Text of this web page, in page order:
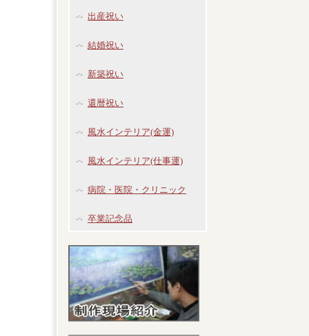
出産祝い
結婚祝い
新築祝い
還暦祝い
風水インテリア(金運)
風水インテリア(仕事運)
病院・医院・クリニック
卒業記念品